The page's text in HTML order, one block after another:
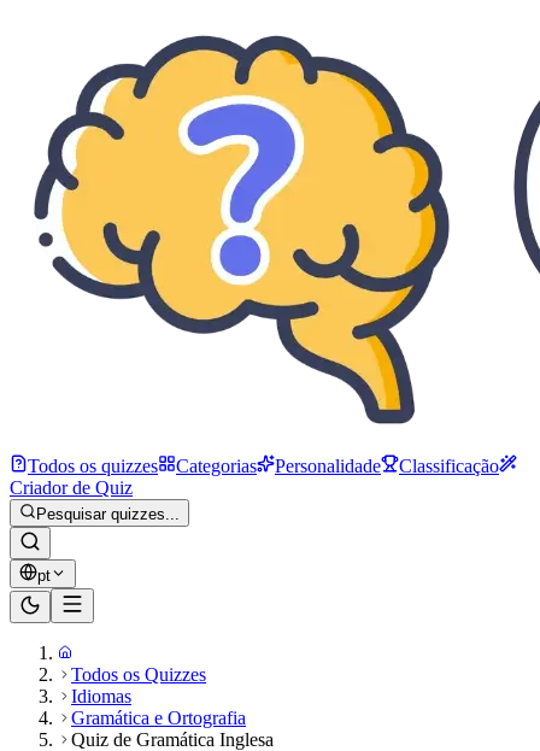
Todos os quizzes Categorias Personalidade
Classificação
Criador de Quiz
Pesquisar quizzes...
pt
Todos os Quizzes
Idiomas
Gramática e Ortografia
Quiz de Gramática Inglesa